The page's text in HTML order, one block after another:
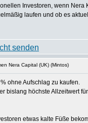
Investoren, wenn
laufen und ob es
Nera Capital (UK) (Mintos)
ohne Aufschlag zu kaufen.
bislang höchste Allzeitwert
etwas kalte Füße